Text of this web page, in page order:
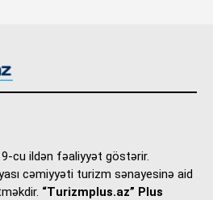
cu ildən fəaliyyət göstərir.
cəmiyyəti turizm sənayesinə aid
“Turizmplus.az” Plus